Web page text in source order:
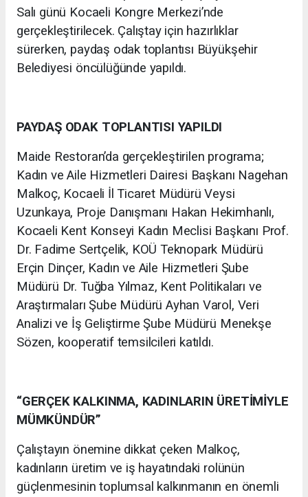
Salı günü Kocaeli Kongre Merkezi’nde
gerçekleştirilecek. Çalıştay için hazırlıklar
sürerken, paydaş odak toplantısı Büyükşehir
Belediyesi öncülüğünde yapıldı.
PAYDAŞ ODAK TOPLANTISI YAPILDI
Maide Restoran’da gerçekleştirilen programa;
Kadın ve Aile Hizmetleri Dairesi Başkanı Nagehan
Malkoç, Kocaeli İl Ticaret Müdürü Veysi
Uzunkaya, Proje Danışmanı Hakan Hekimhanlı,
Kocaeli Kent Konseyi Kadın Meclisi Başkanı Prof.
Dr. Fadime Sertçelik, KOÜ Teknopark Müdürü
Erçin Dinçer, Kadın ve Aile Hizmetleri Şube
Müdürü Dr. Tuğba Yılmaz, Kent Politikaları ve
Araştırmaları Şube Müdürü Ayhan Varol, Veri
Analizi ve İş Geliştirme Şube Müdürü Menekşe
Sözen, kooperatif temsilcileri katıldı.
“GERÇEK KALKINMA, KADINLARIN ÜRETİMİYLE
MÜMKÜNDÜR”
Çalıştayın önemine dikkat çeken Malkoç,
kadınların üretim ve iş hayatındaki rolünün
güçlenmesinin toplumsal kalkınmanın en önemli